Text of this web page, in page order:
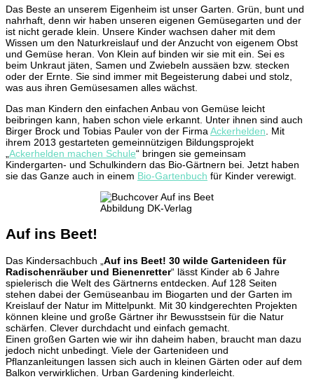
{Werbung}
Das Beste an unserem Eigenheim ist unser Garten. Grün, bunt und
nahrhaft, denn wir haben unseren eigenen Gemüsegarten und der
ist nicht gerade klein. Unsere Kinder wachsen daher mit dem
Wissen um den Naturkreislauf und der Anzucht von eigenem Obst
und Gemüse heran. Von Klein auf binden wir sie mit ein. Sei es
beim Unkraut jäten, Samen und Zwiebeln aussäen bzw. stecken
oder der Ernte. Sie sind immer mit Begeisterung dabei und stolz,
was aus ihren Gemüsesamen alles wächst.
Das man Kindern den einfachen Anbau von Gemüse leicht
beibringen kann, haben schon viele erkannt. Unter ihnen sind auch
Birger Brock und Tobias Pauler von der Firma Ackerhelden . Mit
ihrem 2013 gestarteten gemeinnützigen Bildungsprojekt
Ackerhelden machen Schule“ bringen sie gemeinsam
Kindergarten- und Schulkindern das Bio-Gärtnern bei. Jetzt haben
sie das Ganze auch in einem Bio-Gartenbuch für Kinder verewigt.
Abbildung DK-Verlag
Auf ins Beet!
Das Kindersachbuch „ Auf ins Beet! 30 wilde Gartenideen für
Radischenräuber und Bienenretter“ lässt Kinder ab 6 Jahre
spielerisch die Welt des Gärtnerns entdecken. Auf 128 Seiten
stehen dabei der Gemüseanbau im Biogarten und der Garten im
Kreislauf der Natur im Mittelpunkt. Mit 30 kindgerechten Projekten
können kleine und große Gärtner ihr Bewusstsein für die Natur
schärfen. Clever durchdacht und einfach gemacht.
Einen großen Garten wie wir ihn daheim haben, braucht man dazu
jedoch nicht unbedingt. Viele der Gartenideen und
Pflanzanleitungen lassen sich auch in kleinen Gärten oder auf dem
Balkon verwirklichen. Urban Gardening kinderleicht.